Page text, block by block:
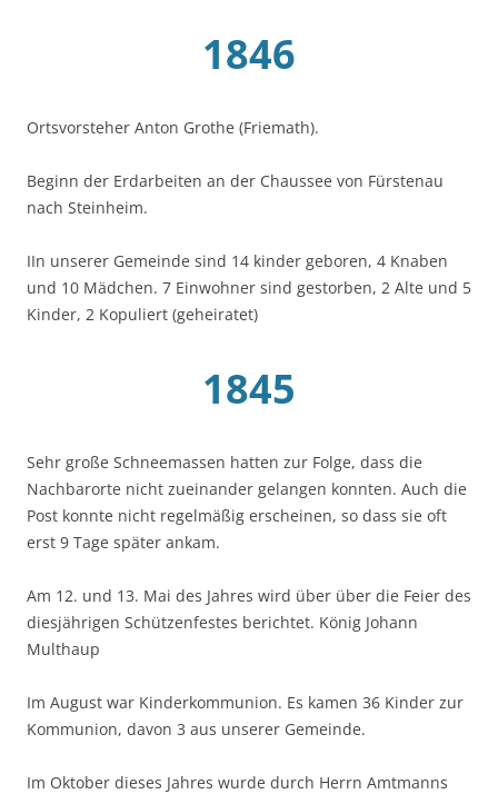
1846
Ortsvorsteher Anton Grothe (Friemath).
Beginn der Erdarbeiten an der Chaussee von Fürstenau
nach Steinheim.
IIn unserer Gemeinde sind 14 kinder geboren, 4 Knaben
und 10 Mädchen. 7 Einwohner sind gestorben, 2 Alte und 5
Kinder, 2 Kopuliert (geheiratet)
1845
Sehr große Schneemassen hatten zur Folge, dass die
Nachbarorte nicht zueinander gelangen konnten. Auch die
Post konnte nicht regelmäßig erscheinen, so dass sie oft
erst 9 Tage später ankam.
Am 12. und 13. Mai des Jahres wird über über die Feier des
diesjährigen Schützenfestes berichtet. König Johann
Multhaup
Im August war Kinderkommunion. Es kamen 36 Kinder zur
Kommunion, davon 3 aus unserer Gemeinde.
Im Oktober dieses Jahres wurde durch Herrn Amtmanns